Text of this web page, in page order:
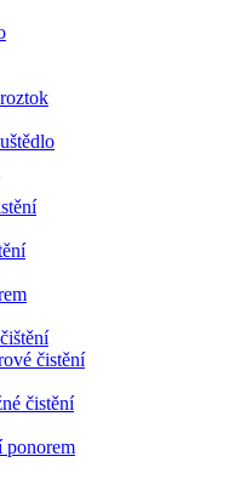
čistění
čistění
ponorem